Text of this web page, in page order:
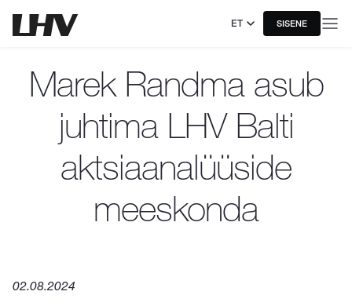
ET SISENE
Marek Randma asub
juhtima LHV Balti
aktsiaanalüüside
meeskonda
02.08.2024